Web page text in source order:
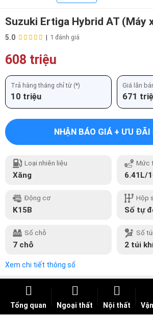
Suzuki Ertiga Hybrid AT (Máy
5.0 | 1 đánh giá
608 triệu
Trả hàng tháng chỉ từ (*)
10 triệu
Giá lăn
671
NHẬN BÁO GIÁ + ƯU ĐÃI
Loại nhiên liệu
Xăng
Mức
6.41L/
Động cơ
K15B
Hộp
Số tự
Số chỗ
7 chỗ
Số
2 túi
Xem chi tiết thông số
Tổng quan Ngoại thất Nội thất